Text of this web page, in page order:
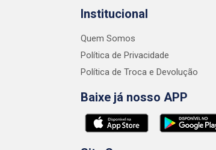
Institucional
Quem Somos
Política de Privacidade
Política de Troca e Devolução
Baixe já nosso APP